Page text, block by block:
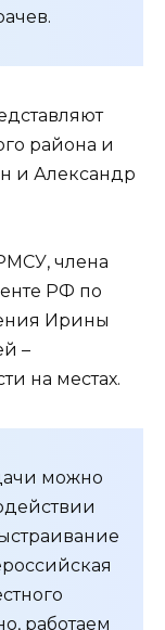
района и
и Александр
члена
РФ по
Ирины
–
на местах.
можно
работаем